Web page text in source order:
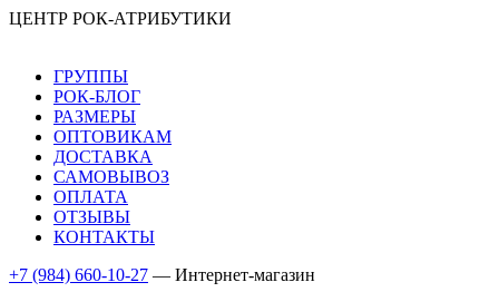
ЦЕНТР РОК-АТРИБУТИКИ
ГРУППЫ
РОК-БЛОГ
РАЗМЕРЫ
ОПТОВИКАМ
ДОСТАВКА
САМОВЫВОЗ
ОПЛАТА
ОТЗЫВЫ
КОНТАКТЫ
+7 (984) 660-10-27 — Интернет-магазин